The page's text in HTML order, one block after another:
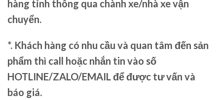
hàng tỉnh thông qua chành xe/nhà xe vận
chuyển.
*. Khách hàng có nhu cầu và quan tâm đến sản
phẩm thì call hoặc nhắn tin vào số
HOTLINE/ZALO/EMAIL để được tư vấn và
báo giá.